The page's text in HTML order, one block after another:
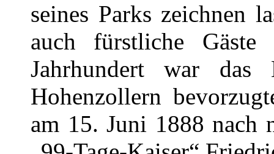
seines Parks zeichnen
auch fürstliche
Jahrhundert war
Hohenzollern
am 15. Juni 1888 nach